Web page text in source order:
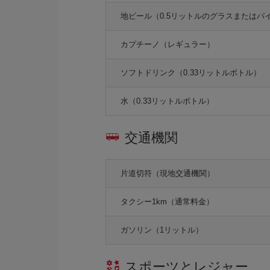
地ビール（0.5リットルのグラスまたはパ
カプチーノ（レギュラー）
ソフトドリンク（0.33リットルボトル）
水（0.33リットルボトル）
交通機関
片道切符（現地交通機関）
タクシー1km（通常料金）
ガソリン（1リットル）
スポーツとレジャー